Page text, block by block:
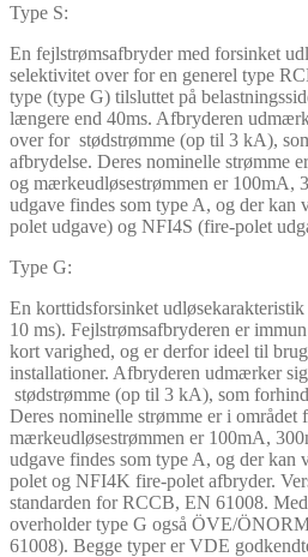
Type S:
En fejlstrømsafbryder med forsinket
selektivitet over for en generel type
type (type G) tilsluttet på
længere end 40ms. Afbryderen
over for stødstrømme (op til 3 kA),
afbrydelse. Deres nominelle strømme
og mærkeudløsestrømmen er 100mA,
udgave findes som type A, og der
polet udgave) og NFI4S (fire-polet
Type G:
En korttidsforsinket
10 ms). Fejlstrømsafbryderen er
kort varighed, og er derfor ideel til
installationer. Afbryderen udmærker
stødstrømme (op til 3 kA), som
Deres nominelle strømme er i
mærkeudløsestrømmen er 100mA,
udgave findes som type A, og der
polet og NFI4K fire-polet afbryder.
standarden for RCCB, EN 61008.
overholder type G også ÖVE/
61008). Begge typer er VDE